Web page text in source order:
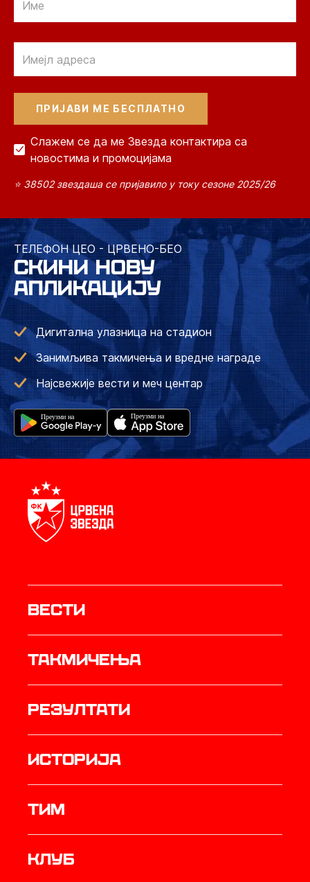
Слажем се да ме Звезда контактира са
новостима и промоцијама
⭐ 38502 звездаша се пријавило у току сезоне 2025/26
ТЕЛЕФОН ЦЕО - ЦРВЕНО-БЕО
СКИНИ НОВУ
АПЛИКАЦИЈУ
Дигитална улазница на стадион
Занимљива такмичења и вредне награде
Најсвежије вести и меч центар
Вести
Такмичења
резултати
историја
ТИМ
Клуб